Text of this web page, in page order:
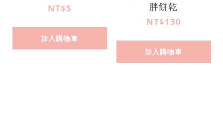
NT$5
加入購物車
胖餅乾
NT$130
加入購物車